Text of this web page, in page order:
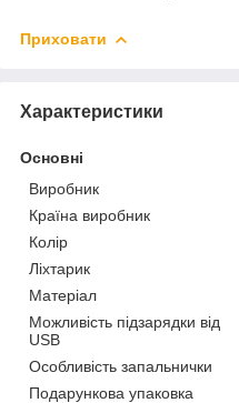
Приховати
Характеристики
Основні
Виробник
Країна виробник
Колір
Ліхтарик
Матеріал
Можливість підзарядки від
USB
Особливість запальнички
Подарункова упаковка